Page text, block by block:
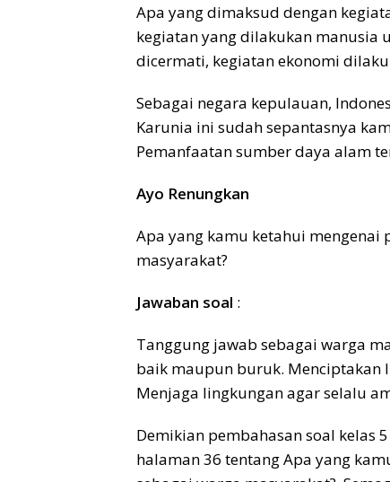
Apa yang dimaksud dengan
kegiatan yang dilakukan manusia
dicermati, kegiatan ekonomi
Sebagai negara kepulauan,
Karunia ini sudah sepantasnya
Pemanfaatan sumber daya alam
Ayo Renungkan
Apa yang kamu ketahui mengenai
masyarakat?
Jawaban soal :
Tanggung jawab sebagai warga
baik maupun buruk. Menciptakan
Menjaga lingkungan agar selalu
Demikian pembahasan soal kelas
halaman 36 tentang Apa yang